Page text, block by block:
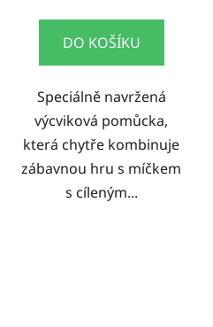
DO KOŠÍKU
Speciálně navržená
výcviková pomůcka,
která chytře kombinuje
zábavnou hru s míčkem
s cíleným...